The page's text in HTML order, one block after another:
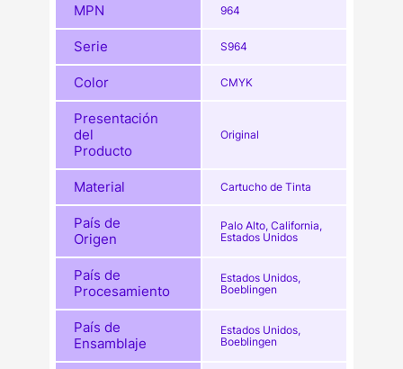
MPN 964
Serie S964
Color CMYK
Presentación
del
Producto
Original
Material Cartucho de Tinta
País de
Origen
Palo Alto, California,
Estados Unidos
País de
Procesamiento
Estados Unidos,
Boeblingen
País de
Ensamblaje
Estados Unidos,
Boeblingen